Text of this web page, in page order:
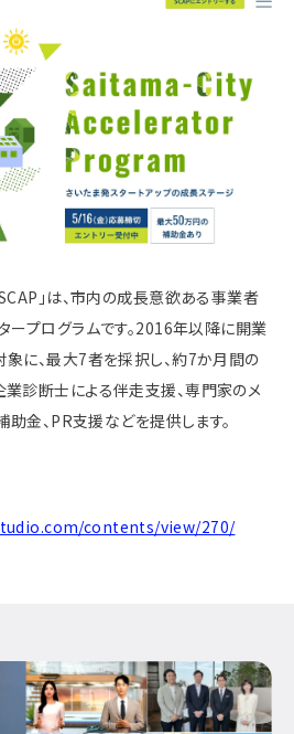
」は、市内の成長意欲ある事業者
ープログラムです。​2016年以降に開業
に、最大7者を採択し、約7か月間の
診断士による伴走支援、専門家のメ
助金、PR支援などを提供します。
contents/view/270/